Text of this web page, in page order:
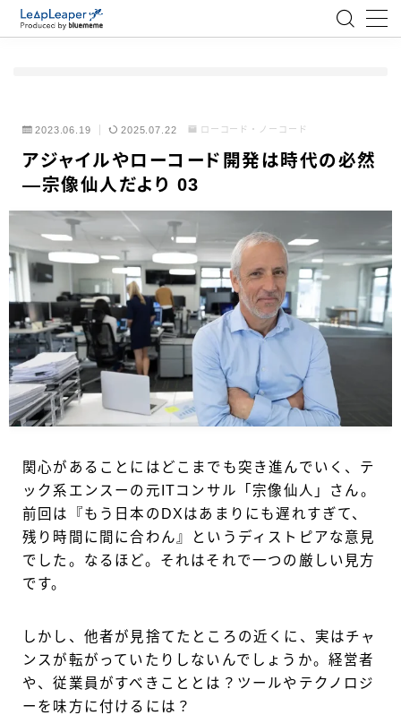
エンジニア
アジャイル
テクノロジー
BlueMeme
2023.06.19 2025.07.22 ローコード・ノーコード
アジャイルやローコード開発は時代の必然
―宗像仙人だより 03
関心があることにはどこまでも突き進んでいく、テ
ック系エンスーの元ITコンサル「宗像仙人」さん。
前回は『もう日本のDXはあまりにも遅れすぎて、
残り時間に間に合わん』というディストピアな意見
でした。なるほど。それはそれで一つの厳しい見方
です。
しかし、他者が見捨てたところの近くに、実はチャ
ンスが転がっていたりしないんでしょうか。経営者
や、従業員がすべきこととは？ツールやテクノロジ
ーを味方に付けるには？